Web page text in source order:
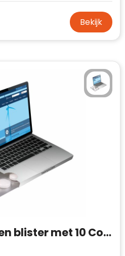
Bekijk
Sleeve met flap en blister met 10 Compli'mints